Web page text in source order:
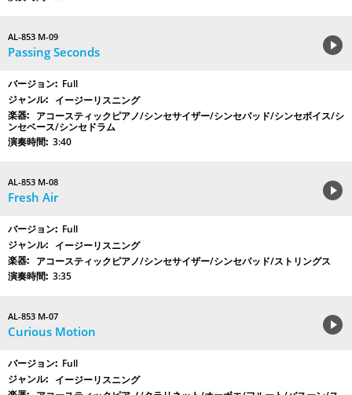
AL-853 M-09
Passing Seconds
Full
イージーリスニング
アコースティックピアノ/シンセサイザー/シンセパッド/シンセボイス/シ
ンセベース/シンセドラム
3:40
AL-853 M-08
Fresh Air
Full
イージーリスニング
アコースティックピアノ/シンセサイザー/シンセパッド/ストリングス
3:35
AL-853 M-07
Curious Motion
Full
イージーリスニング